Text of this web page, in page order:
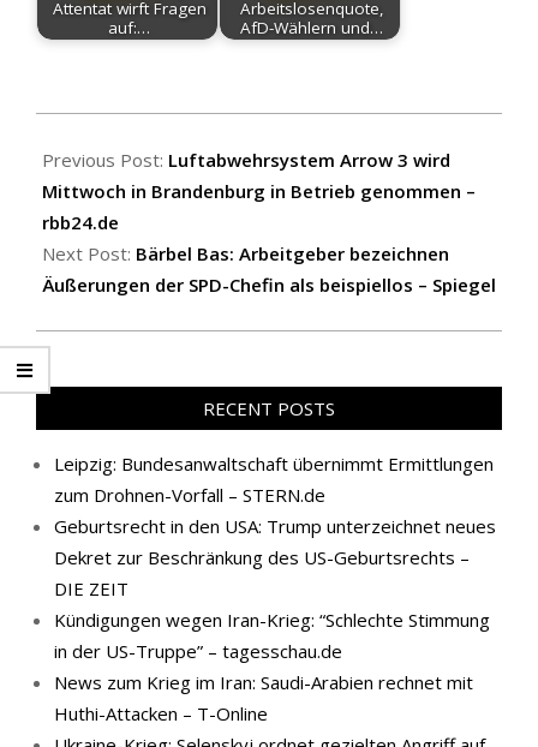
Attentat wirft Fragen
auf:…
Arbeitslosenquote,
AfD-Wählern und…
12-
02
Previous Post: Luftabwehrsystem Arrow 3 wird
Mittwoch in Brandenburg in Betrieb genommen –
rbb24.de
Next Post: Bärbel Bas: Arbeitgeber bezeichnen
Äußerungen der SPD-Chefin als beispiellos – Spiegel
RECENT POSTS
Leipzig: Bundesanwaltschaft übernimmt Ermittlungen
zum Drohnen-Vorfall – STERN.de
Geburtsrecht in den USA: Trump unterzeichnet neues
Dekret zur Beschränkung des US-Geburtsrechts –
DIE ZEIT
Kündigungen wegen Iran-Krieg: “Schlechte Stimmung
in der US-Truppe” – tagesschau.de
News zum Krieg im Iran: Saudi-Arabien rechnet mit
Huthi-Attacken – T-Online